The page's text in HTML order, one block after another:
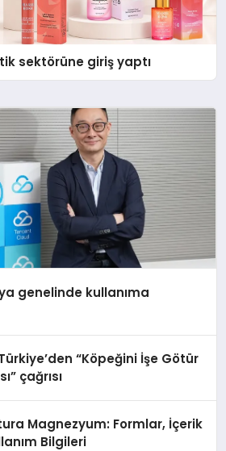
sektörüne giriş yaptı
genelinde kullanıma
“Köpeğini İşe Götür
çağrısı
Magnezyum: Formlar, İçerik
Bilgileri